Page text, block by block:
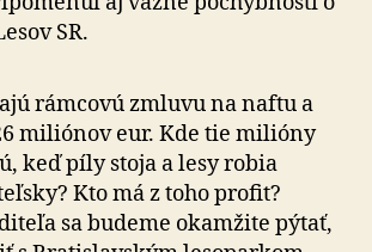
SR.
rámcovú zmluvu na naftu a
miliónov eur. Kde tie milióny
keď píly sto­ja a lesy robia
Kto má z toho profit?
sa budeme okamžite pýtať,